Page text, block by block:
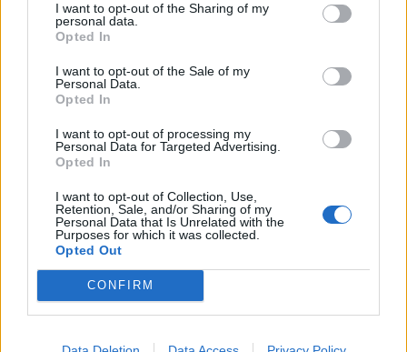
I want to opt-out of the Sharing of my
personal data.
Opted In
I want to opt-out of the Sale of my
Personal Data.
Opted In
I want to opt-out of processing my
Personal Data for Targeted Advertising.
Opted In
I want to opt-out of Collection, Use,
Retention, Sale, and/or Sharing of my
Personal Data that Is Unrelated with the
Purposes for which it was collected.
Opted Out
CONFIRM